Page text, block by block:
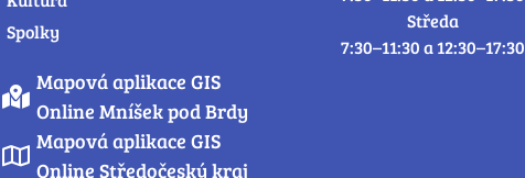
Spolky
Mapová aplikace GIS
Online Mníšek pod Brdy
Mapová aplikace GIS
Online Středočeský kraj
Středa
7:30–11:30 a 12:30–17:30